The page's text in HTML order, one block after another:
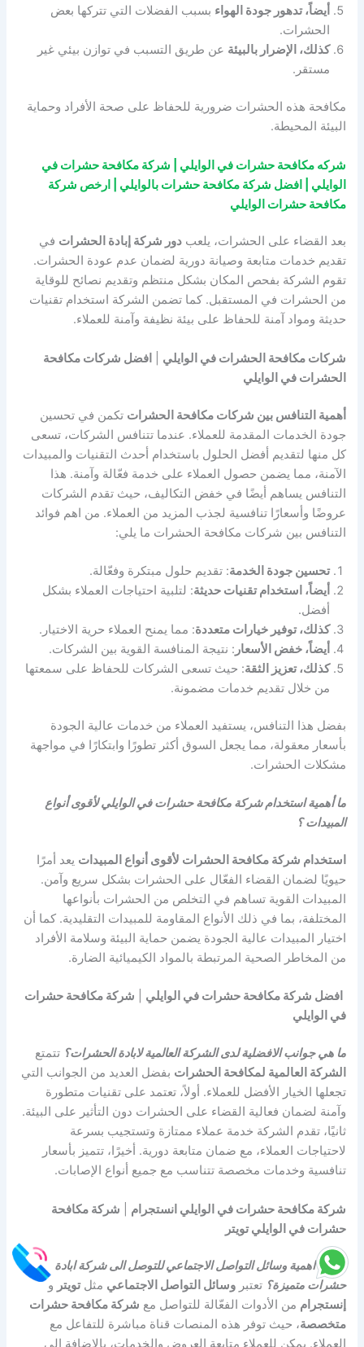
أيضاً، تدهور جودة الهواء بسبب الفضلات التي تتركها بعض
الحشرات.
كذلك، الإضرار بالبيئة عن طريق التسبب في توازن بيئي غير
مستقر.
مكافحة هذه الحشرات ضرورية للحفاظ على صحة الأفراد وحماية
البيئة المحيطة.
شركه مكافحة حشرات في الوايلي | شركة مكافحة حشرات في
الوايلي | افضل شركة مكافحة حشرات بالوايلي | ارخص شركة
مكافحة حشرات الوايلي
بعد القضاء على الحشرات، يلعبدور شركة إبادة الحشرات في
تقديم خدمات متابعة وصيانة دورية لضمان عدم عودة الحشرات.
تقوم الشركة بفحص المكان بشكل منتظم وتقديم نصائح للوقاية
من الحشرات في المستقبل. كما تضمن الشركة استخدام تقنيات
حديثة ومواد آمنة للحفاظ على بيئة نظيفة وآمنة للعملاء.
شركات مكافحة الحشرات في الوايلي
افضل شركات مكافحة
الحشرات في الوايلي
أهمية التنافس بين شركات مكافحة الحشرات تكمن في تحسين
جودة الخدمات المقدمة للعملاء. عندما تتنافس الشركات، تسعى
كل منها لتقديم أفضل الحلول باستخدام أحدث التقنيات والمبيدات
الآمنة، مما يضمن حصول العملاء على خدمة فعّالة وآمنة. هذا
التنافس يساهم أيضًا في خفض التكاليف، حيث تقدم الشركات
عروضًا وأسعارًا تنافسية لجذب المزيد من العملاء. من اهم فوائد
التنافس بين شركات مكافحة الحشرات ما يلي:
تحسين جودة الخدمة: تقديم حلول مبتكرة وفعّالة.
أيضاً، استخدام تقنيات حديثة: لتلبية احتياجات العملاء بشكل
أفضل.
كذلك، توفير خيارات متعددة: مما يمنح العملاء حرية الاختيار.
أيضاً، خفض الأسعار : نتيجة المنافسة القوية بين الشركات.
كذلك، تعزيز الثقة: حيث تسعى الشركات للحفاظ على سمعتها
من خلال تقديم خدمات مضمونة.
بفضل هذا التنافس، يستفيد العملاء من خدمات عالية الجودة
بأسعار معقولة، مما يجعل السوق أكثر تطورًا وابتكارًا في مواجهة
مشكلات الحشرات.
ما أهمية استخدام شركة مكافحة حشرات في الوايلي لأقوى أنواع
المبيدات ؟
استخدام شركة مكافحة الحشرات لأقوى أنواع المبيدات يعد أمرًا
حيويًا لضمان القضاء الفعّال على الحشرات بشكل سريع وآمن.
المبيدات القوية تساهم في التخلص من الحشرات بأنواعها
المختلفة، بما في ذلك الأنواع المقاومة للمبيدات التقليدية. كما أن
اختيار المبيدات عالية الجودة يضمن حماية البيئة وسلامة الأفراد
من المخاطر الصحية المرتبطة بالمواد الكيميائية الضارة.
افضل شركة مكافحة حشرات في الوايلي
شركة مكافحة حشرات
في الوايلي
ما هي جوانب الافضلية لدى الشركة العالمية لابادة الحشرات؟ تتمتع
الشركة العالمية لمكافحة الحشرات بفضل العديد من الجوانب التي
تجعلها الخيار الأفضل للعملاء. أولاً، تعتمد على تقنيات متطورة
وآمنة لضمان فعالية القضاء على الحشرات دون التأثير على البيئة.
ثانيًا، تقدم الشركة خدمة عملاء ممتازة وتستجيب بسرعة
لاحتياجات العملاء، مع ضمان متابعة دورية. أخيرًا، تتميز بأسعار
تنافسية وخدمات مخصصة تتناسب مع جميع أنواع الإصابات.
شركة مكافحة حشرات في الوايلي انستجرام
شركة مكافحة
حشرات في الوايلي تويتر
ما هي اهمية وسائل التواصل الاجتماعي للتوصل الى شركة ابادة
حشرات متميزة؟ تعتبروسائل التواصل الاجتماعي مثلتويتر و
إنستجرام من الأدوات الفعّالة للتواصل مع شركة مكافحة حشرات
متخصصة، حيث توفر هذه المنصات قناة مباشرة للتفاعل مع